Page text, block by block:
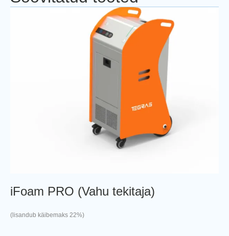
iFoam PRO (Vahu tekitaja)
(lisandub käibemaks 22%)